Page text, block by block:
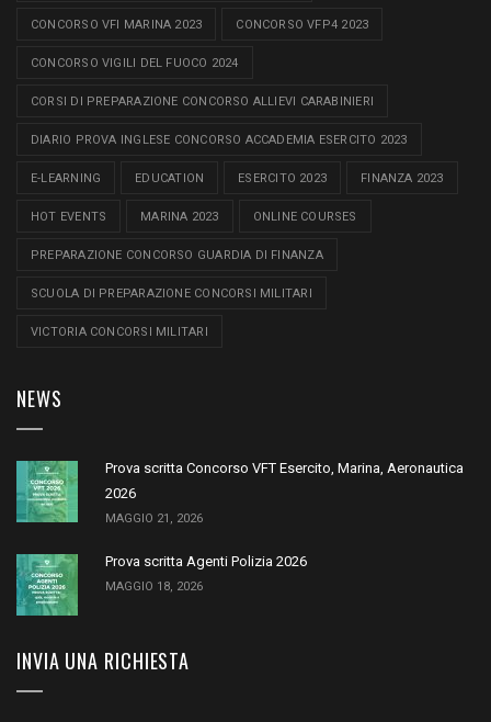
CONCORSO VFI MARINA 2023 CONCORSO VFP4 2023
CONCORSO VIGILI DEL FUOCO 2024
CORSI DI PREPARAZIONE CONCORSO ALLIEVI CARABINIERI
DIARIO PROVA INGLESE CONCORSO ACCADEMIA ESERCITO 2023
E-LEARNING EDUCATION ESERCITO 2023 FINANZA 2023
HOT EVENTS MARINA 2023 ONLINE COURSES
PREPARAZIONE CONCORSO GUARDIA DI FINANZA
SCUOLA DI PREPARAZIONE CONCORSI MILITARI
VICTORIA CONCORSI MILITARI
NEWS
Prova scritta Concorso VFT Esercito, Marina, Aeronautica
2026
MAGGIO 21, 2026
Prova scritta Agenti Polizia 2026
MAGGIO 18, 2026
INVIA UNA RICHIESTA